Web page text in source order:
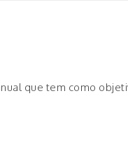
que tem como